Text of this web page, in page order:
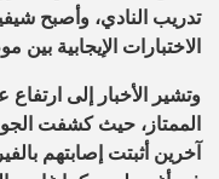
تدريب النادي، وأصبح
الاختبارات الإيجابية بين
وتشير الأخبار إلى
آخرين أثبتت إصابتهم